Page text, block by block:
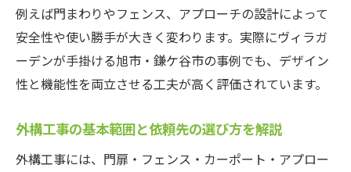
外構工事で重視したい機能性と安全性の両
立
外構工事で暮らしやすさを高める設計ポイ
ント
ンス
外構工事の素材選びが快適な生活を左右す
例えば門まわりやフェンス、アプローチの設計によって
安全性や使い勝手が大きく変わります。実際にヴィラガ
ーデンが手掛ける旭市・鎌ケ谷市の事例でも、デザイン
性と機能性を両立させる工夫が高く評価されています。
外構工事の基本範囲と依頼先の選び方を解説
外構工事には、門扉・フェンス・カーポート・アプロー